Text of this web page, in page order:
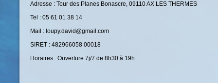
Adresse : Tour des Planes Bonascre, 09110 AX LES THERMES
Tel : 05 61 01 38 14
Mail : loupy.david@gmail.com
SIRET : 482966058 00018
Horaires : Ouverture 7j/7 de 8h30 à 19h